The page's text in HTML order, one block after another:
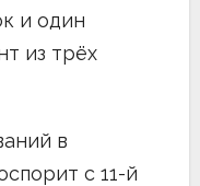
и один
из трёх
в
с 11-й